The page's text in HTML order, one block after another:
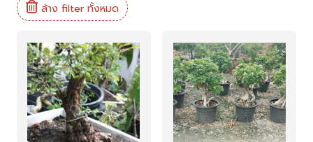
ล้าง filter ทั้งหมด